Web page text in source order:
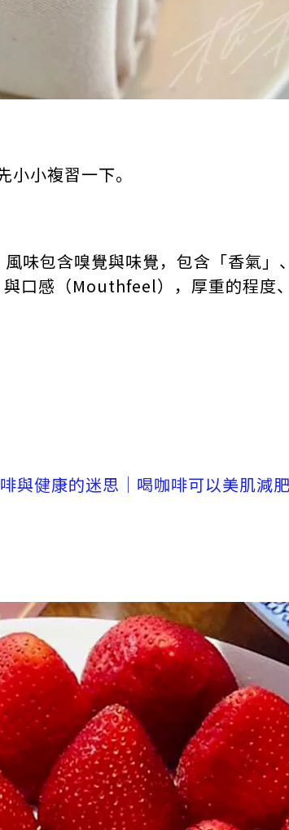
小複習一下。
味包含嗅覺與味覺，包含「香氣
口感（Mouthfeel），厚重的程度
與健康的迷思｜喝咖啡可以美肌減